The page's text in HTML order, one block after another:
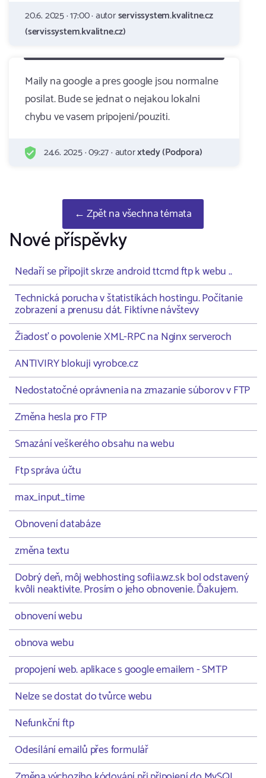
20.6. 2025 · 17:00 · autorservissystem.kvalitne.cz
(servissystem.kvalitne.cz)
Maily na google a pres google jsou normalne
posilat. Bude se jednat o nejakou lokalni
chybu ve vasem pripojeni/pouziti.
24.6. 2025 · 09:27 · autorxtedy (Podpora)
← Zpět na všechna témata
Nové příspěvky
Nedaří se připojit skrze android ttcmd ftp k webu ..
Technická porucha v štatistikách hostingu. Počítanie
zobrazení a prenusu dát. Fiktívne návštevy
Žiadosť o povolenie XML-RPC na Nginx serveroch
ANTIVIRY blokuji vyrobce.cz
Nedostatočné oprávnenia na zmazanie súborov v FTP
Změna hesla pro FTP
Smazání veškerého obsahu na webu
Ftp správa účtu
max_input_time
Obnovení databáze
změna textu
Dobrý deň, môj webhosting sofiia.wz.sk bol odstavený
kvôli neaktivite. Prosím o jeho obnovenie. Ďakujem.
obnovení webu
obnova webu
propojení web. aplikace s google emailem - SMTP
Nelze se dostat do tvůrce webu
Nefunkční ftp
Odesílání emailů přes formulář